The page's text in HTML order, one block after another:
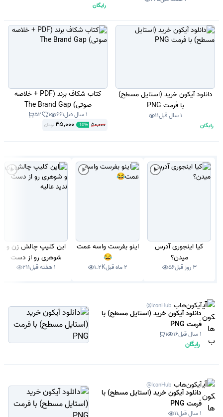
رایگان
دانلود آیکون خرید (استایل مسطح)
با فرمت PNG
1 سال قبل 11
رایگان
کتاب شکاف برند (PDF + خلاصه
صوتی) The Brand Gap
1 سال قبل 661
1
52
50,000
-10%
45,000 تومان
کیا اینجوری آدرس
میدن؟
3 روز قبل 56
اینو بفرست واسه عمت
😂
2 ماه قبل 1.2K
این کلیپ چالش زن و
شوهری رو از دست
ندید عالیه 1 هفته قبل 211
آیکون‌هاب @IconHub
دانلود آیکون خرید (استایل مسطح) با
فرمت PNG
1 سال قبل 16
1
رایگان
آیکون‌هاب @IconHub
دانلود آیکون خرید (استایل مسطح) با
فرمت PNG
1 سال قبل 11